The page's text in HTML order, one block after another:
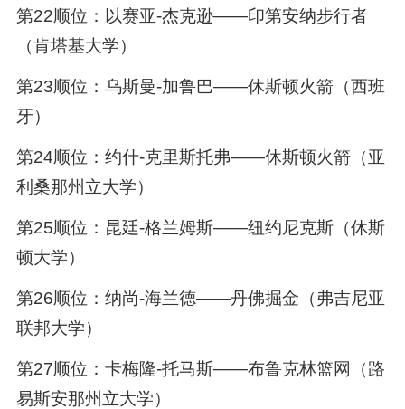
第22顺位：以赛亚-杰克逊——印第安纳步行者
（肯塔基大学）
第23顺位：乌斯曼-加鲁巴——休斯顿火箭（西班
牙）
第24顺位：约什-克里斯托弗——休斯顿火箭（亚
利桑那州立大学）
第25顺位：昆廷-格兰姆斯——纽约尼克斯（休斯
顿大学）
第26顺位：纳尚-海兰德——丹佛掘金（弗吉尼亚
联邦大学）
第27顺位：卡梅隆-托马斯——布鲁克林篮网（路
易斯安那州立大学）